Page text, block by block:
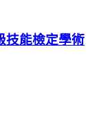
技能檢定學術